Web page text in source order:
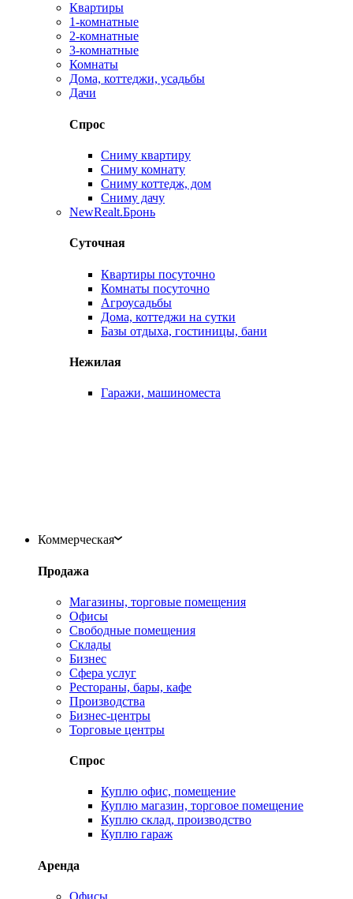
Квартиры
1-комнатные
2-комнатные
3-комнатные
Комнаты
Дома, коттеджи, усадьбы
Дачи
Спрос
Сниму квартиру
Сниму комнату
Сниму коттедж, дом
Сниму дачу
NewRealt.Бронь
Суточная
Квартиры посуточно
Комнаты посуточно
Агроусадьбы
Дома, коттеджи на сутки
Базы отдыха, гостиницы, бани
Нежилая
Гаражи, машиноместа
Коммерческая
Продажа
Магазины, торговые помещения
Офисы
Свободные помещения
Склады
Бизнес
Сфера услуг
Рестораны, бары, кафе
Производства
Бизнес-центры
Торговые центры
Спрос
Куплю офис, помещение
Куплю магазин, торговое помещение
Куплю склад, производство
Куплю гараж
Аренда
Офисы